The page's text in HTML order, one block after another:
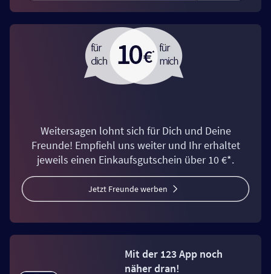
Weitersagen lohnt sich für Dich und Deine
Freunde! Empfiehl uns weiter und Ihr erhaltet
jeweils einen Einkaufsgutschein über 10 €*.
Jetzt Freunde werben
Mit der 123 App noch
näher dran!